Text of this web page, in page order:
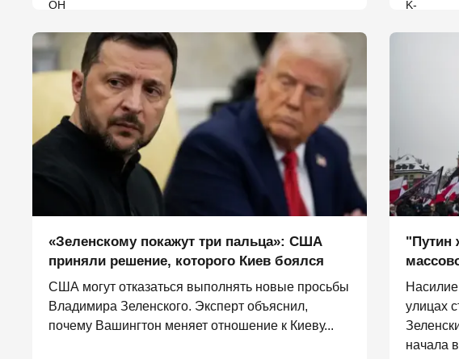
«Зеленскому покажут три пальца»: США
приняли решение, которого Киев боялся
США могут отказаться выполнять новые просьбы
Владимира Зеленского. Эксперт объяснил,
почему Вашингтон меняет отношение к Киеву...
"Путин
улицах
начала